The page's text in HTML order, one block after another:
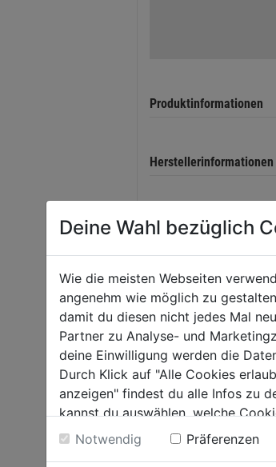
Produktinformationen
Herstellerinformationen
WEITERE
Deine Wahl bezüglich
Wie die meisten Webseiten
angenehm wie möglich zu
damit du diesen nicht jedes Mal
Partner zu Analyse- und
deine Einwilligung werden die
Durch Klick auf "Alle Cookies
anzeigen" findest du alle Infos zu
kannst du auswählen, welche
Weitere Informationen findest du in
Notwendig Präferenzen